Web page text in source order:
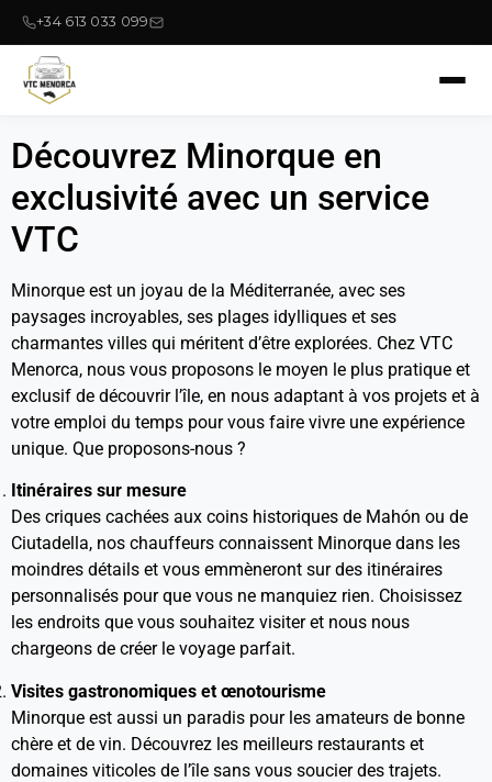
+34 613 033 099
Découvrez Minorque en
exclusivité avec un service
VTC
Minorque est un joyau de la Méditerranée, avec ses
paysages incroyables, ses plages idylliques et ses
charmantes villes qui méritent d’être explorées. Chez VTC
Menorca, nous vous proposons le moyen le plus pratique et
exclusif de découvrir l’île, en nous adaptant à vos projets et à
votre emploi du temps pour vous faire vivre une expérience
unique. Que proposons-nous ?
Itinéraires sur mesure
Des criques cachées aux coins historiques de Mahón ou de
Ciutadella, nos chauffeurs connaissent Minorque dans les
moindres détails et vous emmèneront sur des itinéraires
personnalisés pour que vous ne manquiez rien. Choisissez
les endroits que vous souhaitez visiter et nous nous
chargeons de créer le voyage parfait.
Visites gastronomiques et œnotourisme
Minorque est aussi un paradis pour les amateurs de bonne
chère et de vin. Découvrez les meilleurs restaurants et
domaines viticoles de l’île sans vous soucier des trajets.